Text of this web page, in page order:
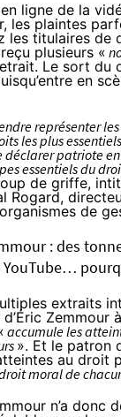
ligne de la
les plaintes
les titulaires de
plusieurs «
Le sort du
en
représenter
les plus
déclarer patriote
essentiels du
de griffe,
Rogard,
organismes de
: des
YouTube…
extraits
Zemmour
accumule les
». Et le patron
au droit
moral de
n’a donc